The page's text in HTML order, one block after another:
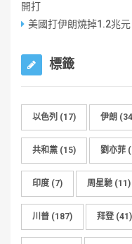
開打
美國打伊朗燒掉1.2兆
標籤
以色列 (17) 伊朗
共和黨 (15) 劉亦菲
印度 (7) 周星馳 (11)
川普 (187) 拜登 (41)